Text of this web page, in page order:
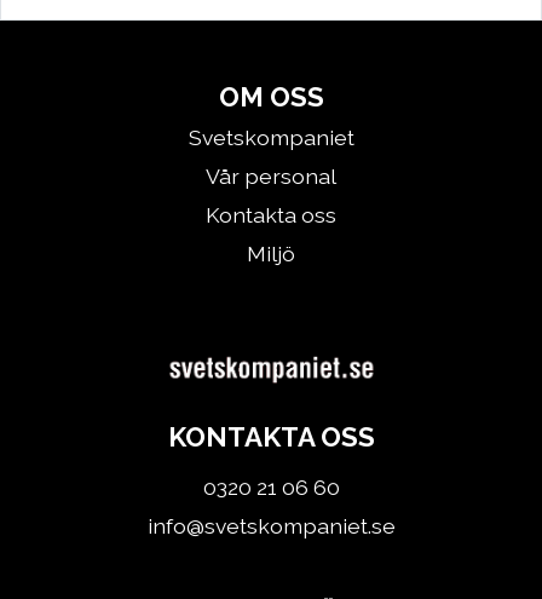
OM OSS
Svetskompaniet
Vår personal
Kontakta oss
Miljö
KONTAKTA OSS
0320 21 06 60
info@svetskompaniet.se